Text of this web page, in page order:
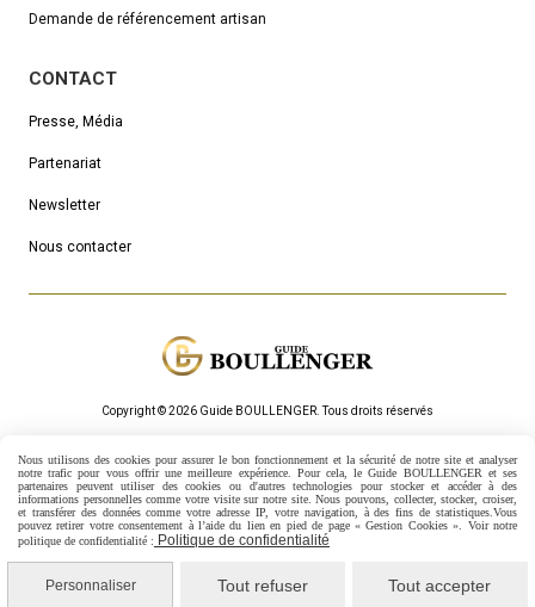
Demande de référencement artisan
CONTACT
Presse, Média
Partenariat
Newsletter
Nous contacter
Copyright © 2026 Guide BOULLENGER.Τous droits réservés
Mon Compte
Créer un site internet
Nous utilisons des cookies pour assurer le bon fonctionnement et la sécurité de notre site et analyser
notre trafic pour vous offrir une meilleure expérience. Pour cela, le Guide BOULLENGER et ses
partenaires peuvent utiliser des cookies ou d'autres technologies pour stocker et accéder à des
informations personnelles comme votre visite sur notre site.Nous pouvons, collecter, stocker, croiser,
et transférer des données comme votre adresse IP, votre navigation, à des fins de statistiques. Vous
pouvez retirer votre consentement à l’aide du lien en pied de page « Gestion Cookies ». Voir notre
politique de confidentialité : Politique de confidentialité
Personnaliser Tout refuser Tout accepter